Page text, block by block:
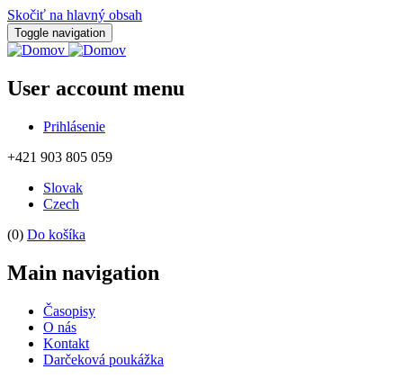
Skočiť na hlavný obsah
Toggle navigation
User account menu
Prihlásenie
+421 903 805 059
Slovak
Czech
(0) Do košíka
Main navigation
Časopisy
O nás
Kontakt
Darčeková poukážka